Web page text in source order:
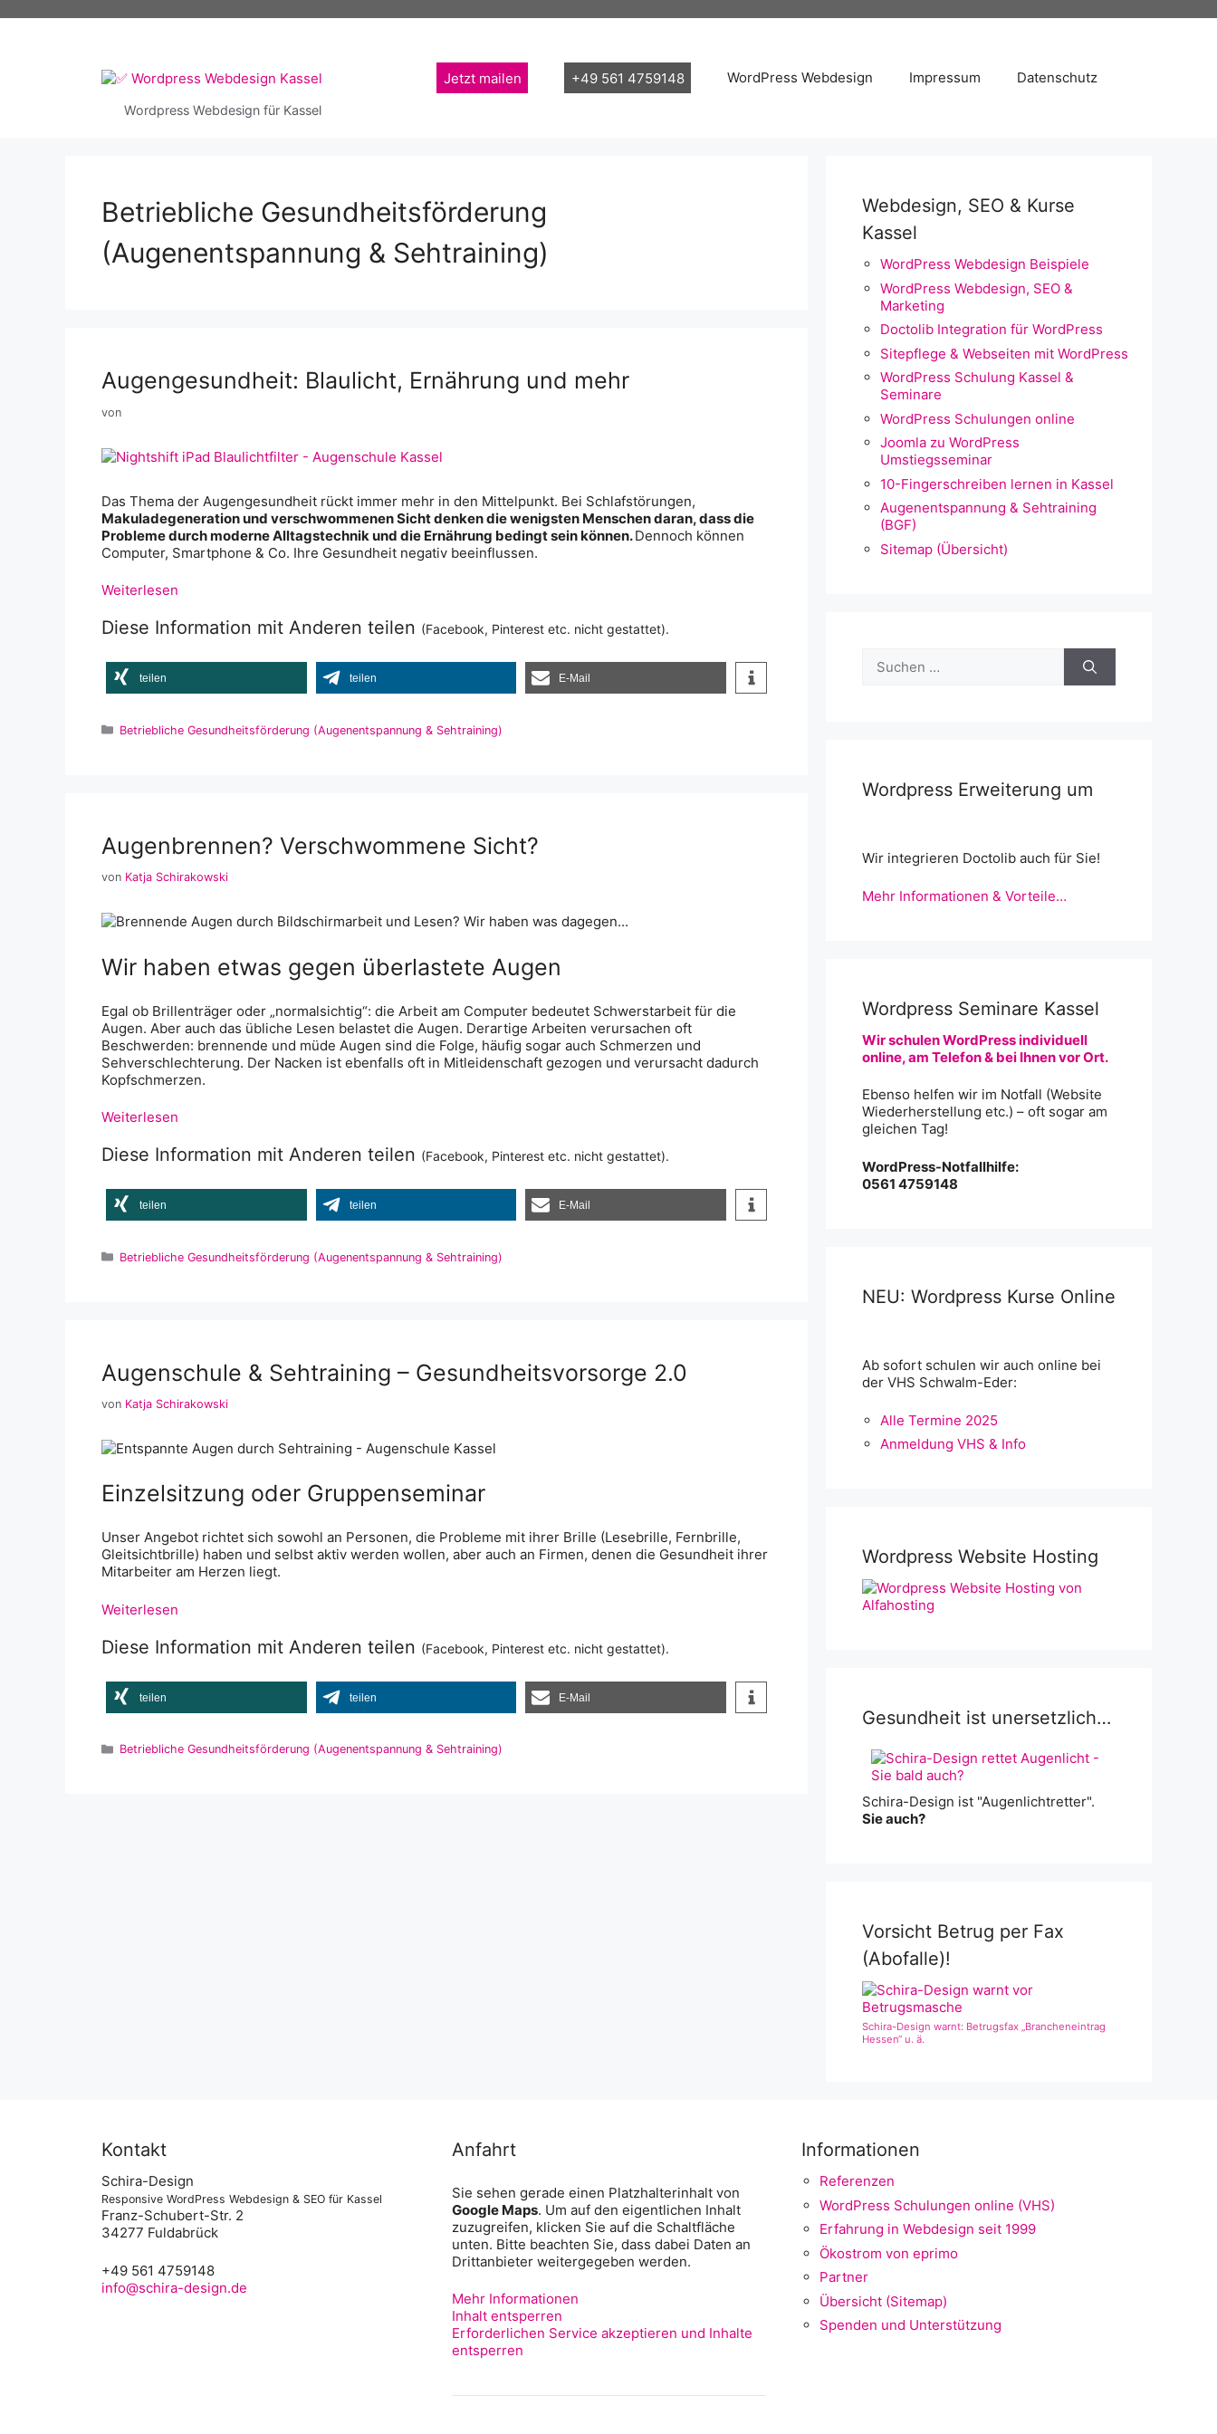
Wordpress Webdesign für Kassel
Jetzt mailen +49 561 4759148 WordPress Webdesign Impressum Datenschutz
Betriebliche Gesundheitsförderung
(Augenentspannung & Sehtraining)
Augengesundheit: Blaulicht, Ernährung und mehr
von
Das Thema der Augengesundheit rückt immer mehr in den Mittelpunkt. Bei Schlafstörungen,
Makuladegeneration und verschwommenen Sicht denken die wenigsten Menschen daran, dass die
Probleme durch moderne Alltagstechnik und die Ernährung bedingt sein können.Dennoch können
Computer, Smartphone & Co. Ihre Gesundheit negativ beeinflussen.
Weiterlesen
Diese Information mit Anderen teilen (Facebook, Pinterest etc. nicht gestattet).
teilen teilen E-Mail
Kategorien
Betriebliche Gesundheitsförderung (Augenentspannung & Sehtraining)
Augenbrennen? Verschwommene Sicht?
von Katja Schirakowski
Wir haben etwas gegen überlastete Augen
Egal ob Brillenträger oder „normalsichtig“: die Arbeit am Computer bedeutet Schwerstarbeit für die
Augen. Aber auch das übliche Lesen belastet die Augen. Derartige Arbeiten verursachen oft
Beschwerden: brennende und müde Augen sind die Folge, häufig sogar auch Schmerzen und
Sehverschlechterung. Der Nacken ist ebenfalls oft in Mitleidenschaft gezogen und verursacht dadurch
Kopfschmerzen.
Weiterlesen
Diese Information mit Anderen teilen (Facebook, Pinterest etc. nicht gestattet).
teilen teilen E-Mail
Kategorien
Betriebliche Gesundheitsförderung (Augenentspannung & Sehtraining)
Augenschule & Sehtraining – Gesundheitsvorsorge 2.0
von Katja Schirakowski
Einzelsitzung oder Gruppenseminar
Unser Angebot richtet sich sowohl an Personen, die Probleme mit ihrer Brille (Lesebrille, Fernbrille,
Gleitsichtbrille) haben und selbst aktiv werden wollen, aber auch an Firmen, denen die Gesundheit ihrer
Mitarbeiter am Herzen liegt.
Weiterlesen
Diese Information mit Anderen teilen (Facebook, Pinterest etc. nicht gestattet).
teilen teilen E-Mail
Kategorien
Betriebliche Gesundheitsförderung (Augenentspannung & Sehtraining)
Webdesign, SEO & Kurse
Kassel
WordPress Webdesign Beispiele
WordPress Webdesign, SEO &
Marketing
Doctolib Integration für WordPress
Sitepflege & Webseiten mit WordPress
WordPress Schulung Kassel &
Seminare
WordPress Schulungen online
Joomla zu WordPress
Umstiegsseminar
10-Fingerschreiben lernen in Kassel
Augenentspannung & Sehtraining
(BGF)
Sitemap (Übersicht)
nach:
Wordpress Erweiterung um
Wir integrieren Doctolib auch für Sie!
Mehr Informationen & Vorteile…
Wordpress Seminare Kassel
Wir schulen WordPress individuell
online, am Telefon & bei Ihnen vor Ort.
Ebenso helfen wir im Notfall (Website
Wiederherstellung etc.) – oft sogar am
gleichen Tag!
WordPress-Notfallhilfe:
0561 4759148
NEU: Wordpress Kurse Online
Ab sofort schulen wir auch online bei
der VHS Schwalm-Eder:
Alle Termine 2025
Anmeldung VHS & Info
Wordpress Website Hosting
Gesundheit ist unersetzlich…
Schira-Design ist "Augenlichtretter".
Sie auch?
Vorsicht Betrug per Fax
(Abofalle)!
Schira-Design warnt: Betrugsfax „Brancheneintrag
Hessen“ u. ä.
Kontakt
Schira-Design
Responsive WordPress Webdesign & SEO für Kassel
Franz-Schubert-Str. 2
34277 Fuldabrück
+49 561 4759148
info@schira-design.de
Anfahrt
Sie sehen gerade einen Platzhalterinhalt von
Google Maps. Um auf den eigentlichen Inhalt
zuzugreifen, klicken Sie auf die Schaltfläche
unten. Bitte beachten Sie, dass dabei Daten an
Drittanbieter weitergegeben werden.
Mehr Informationen
Inhalt entsperren
Erforderlichen Service akzeptieren und Inhalte
entsperren
Informationen
Referenzen
WordPress Schulungen online (VHS)
Erfahrung in Webdesign seit 1999
Ökostrom von eprimo
Partner
Übersicht (Sitemap)
Spenden und Unterstützung